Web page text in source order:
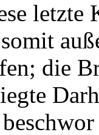
letzte
die